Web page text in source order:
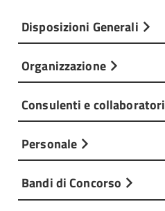
Disposizioni Generali
Organizzazione
Consulenti e collaboratori
Personale
Bandi di Concorso